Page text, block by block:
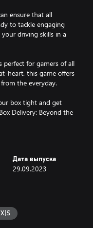
ensure that all
to tackle engaging
your driving skills in a
perfect for gamers of all
heart, this game offers
the everyday.
box tight and get
Delivery: Beyond the
Дата выпуска
29.09.2023